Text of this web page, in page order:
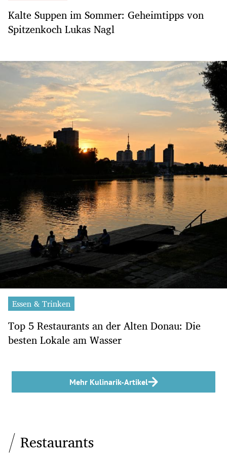
Kalte Suppen im Sommer: Geheimtipps von
Spitzenkoch Lukas Nagl
Essen & Trinken
Top 5 Restaurants an der Alten Donau: Die
besten Lokale am Wasser
Mehr Kulinarik-Artikel
Restaurants